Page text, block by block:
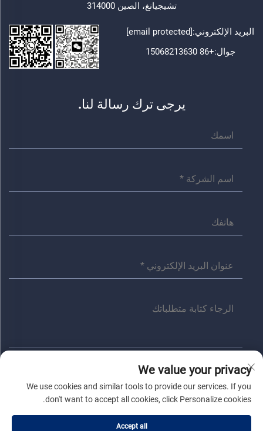
تشيجيانغ، الصين 314000
البريد الإلكتروني:[email protected]
جوال:+86 15068213630
يرجى ترك رسالة لنا.
أرسل
حقوق النسخ © شركة جياشينغ أنита الكهربائية المحدودة. جميع الحقوق
We value your privacy
We use cookies and similar tools to provide our services. If you
don't want to accept all cookies, click Personalize cookies.
Accept all